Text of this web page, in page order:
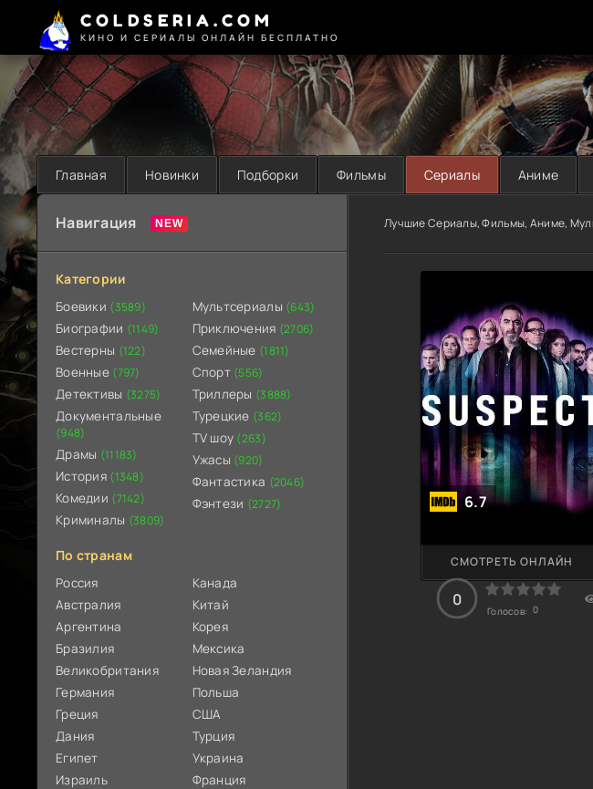
COLDSERIA.COM
КИНО И СЕРИАЛЫ ОНЛАЙН БЕСПЛАТНО
Главная Новинки Подборки Фильмы Сериалы Аниме
Навигация
Категории
Боевики (3589)
Биографии (1149)
Вестерны (122)
Военные (797)
Детективы (3275)
Документальные
(948)
Драмы (11183)
История (1348)
Комедии (7142)
Криминалы (3809)
Мультсериалы (643)
Приключения (2706)
Семейные (1811)
Спорт (556)
Триллеры (3888)
Турецкие (362)
TV шоу (263)
Ужасы (920)
Фантастика (2046)
Фэнтези (2727)
По странам
Россия
Австралия
Аргентина
Бразилия
Великобритания
Германия
Греция
Дания
Египет
Израиль
Канада
Китай
Корея
Мексика
Новая Зеландия
Польша
США
Турция
Украина
Франция
Лучшие Сериалы, Фильмы, Аниме,
6.7
СМОТРЕТЬ ОНЛАЙН
0
Голосов: 0